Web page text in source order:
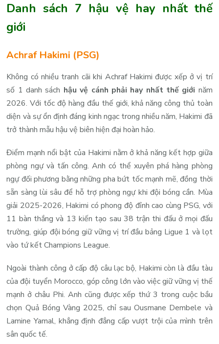
Danh sách 7 hậu vệ hay nhất thế
giới
Achraf Hakimi (PSG)
Không có nhiều tranh cãi khi Achraf Hakimi được xếp ở vị trí
số 1 danh sách hậu vệ cánh phải hay nhất thế giới năm
2026. Với tốc độ hàng đầu thế giới, khả năng công thủ toàn
diện và sự ổn định đáng kinh ngạc trong nhiều năm, Hakimi đã
trở thành mẫu hậu vệ biên hiện đại hoàn hảo.
Điểm mạnh nổi bật của Hakimi nằm ở khả năng kết hợp giữa
phòng ngự và tấn công. Anh có thể xuyên phá hàng phòng
ngự đối phương bằng những pha bứt tốc mạnh mẽ, đồng thời
sẵn sàng lùi sâu để hỗ trợ phòng ngự khi đội bóng cần. Mùa
giải 2025-2026, Hakimi có phong độ đỉnh cao cùng PSG, với
11 bàn thắng và 13 kiến tạo sau 38 trận thi đấu ở mọi đấu
trường, giúp đội bóng giữ vững vị trí đầu bảng Ligue 1 và lọt
vào tứ kết Champions League.
Ngoài thành công ở cấp độ câu lạc bộ, Hakimi còn là đầu tàu
của đội tuyển Morocco, góp công lớn vào việc giữ vững vị thế
mạnh ở châu Phi. Anh cũng được xếp thứ 3 trong cuộc bầu
chọn Quả Bóng Vàng 2025, chỉ sau Ousmane Dembele và
Lamine Yamal, khẳng định đẳng cấp vượt trội của mình trên
sân quốc tế.